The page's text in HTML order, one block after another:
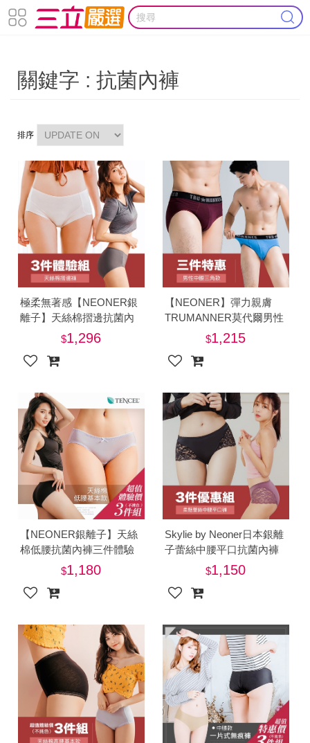
關鍵字 : 抗菌內褲
排序
極柔無著感【NEONER銀
離子】天絲棉摺邊抗菌內
褲三件特惠組-美
1,296
【NEONER】彈力親膚
TRUMANNER莫代爾男性
中腰三角抗菌內褲三件特
1,215
【NEONER銀離子】天絲
棉低腰抗菌內褲三件體驗
特惠組-美1,180
Skylie by Neoner日本銀離
子蕾絲中腰平口抗菌內褲
褲三件組(內褲)-電
1,150